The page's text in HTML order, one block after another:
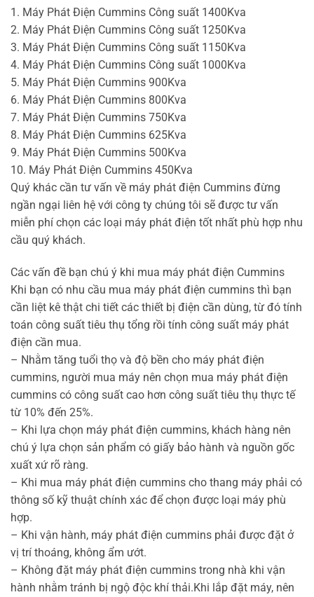
1. Máy Phát Điện Cummins Công suất 1400Kva
2. Máy Phát Điện Cummins Công suất 1250Kva
3. Máy Phát Điện Cummins Công suất 1150Kva
4. Máy Phát Điện Cummins Công suất 1000Kva
5. Máy Phát Điện Cummins 900Kva
6. Máy Phát Điện Cummins 800Kva
7. Máy Phát Điện Cummins 750Kva
8. Máy Phát Điện Cummins 625Kva
9. Máy Phát Điện Cummins 500Kva
10. Máy Phát Điện Cummins 450Kva
Quý khác cần tư vấn về máy phát điện Cummins đừng
ngần ngại liên hệ với công ty chúng tôi sẽ được tư vấn
miễn phí chọn các loại máy phát điện tốt nhất phù hợp nhu
cầu quý khách.
Các vấn đề bạn chú ý khi mua máy phát điện Cummins
Khi bạn có nhu cầu mua máy phát điện cummins thì bạn
cần liệt kê thật chi tiết các thiết bị điện cần dùng, từ đó tính
toán công suất tiêu thụ tổng rồi tính công suất máy phát
điện cần mua.
– Nhằm tăng tuổi thọ và độ bền cho máy phát điện
cummins, người mua máy nên chọn mua máy phát điện
cummins có công suất cao hơn công suất tiêu thụ thực tế
từ 10% đến 25%.
– Khi lựa chọn máy phát điện cummins, khách hàng nên
chú ý lựa chọn sản phẩm có giấy bảo hành và nguồn gốc
xuất xứ rõ ràng.
– Khi mua máy phát điện cummins cho thang máy phải có
thông số kỹ thuật chính xác để chọn được loại máy phù
hợp.
– Khi vận hành, máy phát điện cummins phải được đặt ở
vị trí thoáng, không ẩm ướt.
– Không đặt máy phát điện cummins trong nhà khi vận
hành nhằm tránh bị ngộ độc khí thải.Khi lắp đặt máy, nên